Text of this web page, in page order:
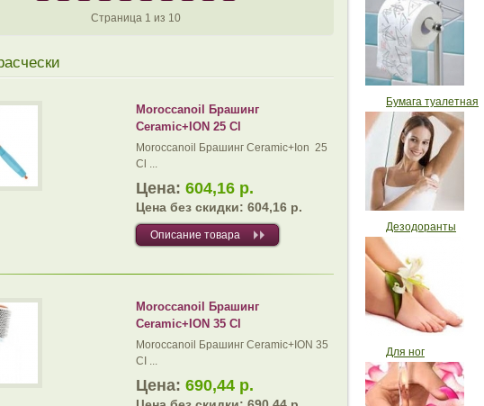
Страница 1 из 10
Moroccanoil Брашинг
Ceramic+ION 25 Cl
Moroccanoil Брашинг Ceramic+Ion 25
Cl ...
Цена: 604,16 р.
Цена без скидки: 604,16 р.
Описание товара
Moroccanoil Брашинг
Ceramic+ION 35 Cl
Moroccanoil Брашинг Ceramic+ION 35
CI ...
Цена: 690,44 р.
Бумага туалетная
Дезодоранты
Для ног